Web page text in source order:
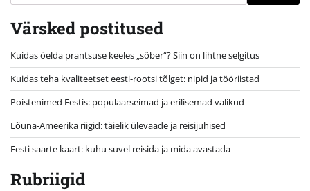
Värsked postitused
Kuidas öelda prantsuse keeles „sõber“? Siin on lihtne selgitus
Kuidas teha kvaliteetset eesti-rootsi tõlget: nipid ja tööriistad
Poistenimed Eestis: populaarseimad ja erilisemad valikud
Lõuna-Ameerika riigid: täielik ülevaade ja reisijuhised
Eesti saarte kaart: kuhu suvel reisida ja mida avastada
Rubriigid